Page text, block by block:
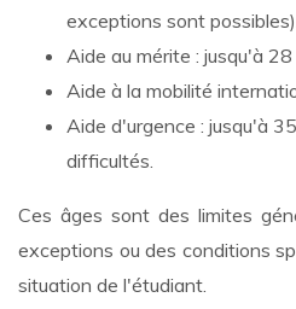
exceptions sont
Aide au mérite : jusqu'à
Aide à la mobilité
Aide d'urgence : jusqu'à
difficultés.
Ces âges sont des limites
exceptions ou des conditions
situation de l'étudiant.